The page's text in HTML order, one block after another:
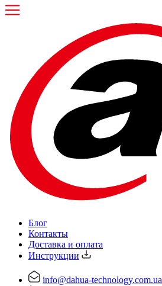
Блог
Контакты
Доставка и оплата
Инструкции
info@dahua-technology.com.ua